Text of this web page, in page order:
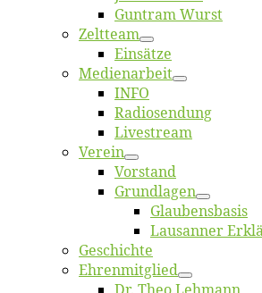
Gun­tram Wurst
Zelt­team
Ein­sät­ze
Me­di­en­ar­beit
INFO
Ra­dio­sen­dung
Live­stream
Ver­ein
Vor­stand
Grund­la­gen
Glaubens­ba­sis
Lausan­ner
Ge­schich­te
Eh­ren­mit­glied